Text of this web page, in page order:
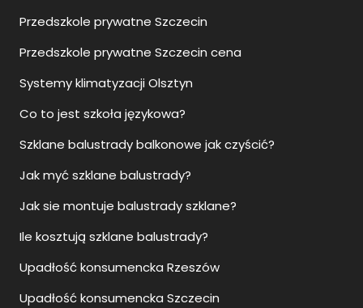
Przedszkole prywatne Szczecin
Przedszkole prywatne Szczecin cena
Systemy klimatyzacji Olsztyn
Co to jest szkoła językowa?
Szklane balustrady balkonowe jak czyścić?
Jak myć szklane balustrady?
Jak sie montuje balustrady szklane?
Ile kosztują szklane balustrady?
Upadłość konsumencka Rzeszów
Upadłość konsumencka Szczecin